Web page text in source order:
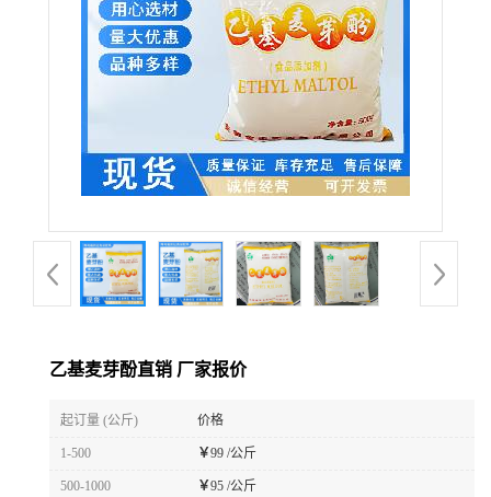
乙基麦芽酚直销 厂家报价
起订量 (公斤) 价格
1-500 ￥99 /公斤
500-1000 ￥95 /公斤